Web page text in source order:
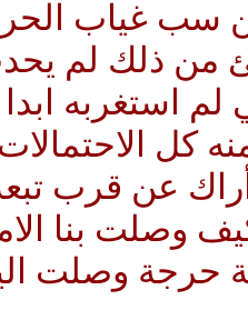
سب غياب
من ذلك لم
استغربه ابدا
كل الاحتمالات
عن قرب
وصلت بنا
حرجة وصلت